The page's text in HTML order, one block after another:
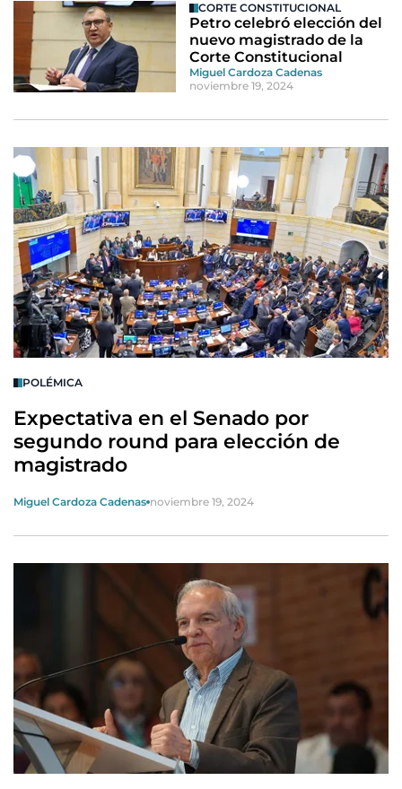
CORTE CONSTITUCIONAL
Petro celebró elección del
nuevo magistrado de la
Corte Constitucional
Miguel Cardoza Cadenas
noviembre 19, 2024
POLÉMICA
Expectativa en el Senado por
segundo round para elección de
magistrado
Miguel Cardoza Cadenas noviembre 19, 2024